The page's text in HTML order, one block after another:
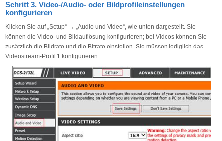
Schritt 3. Video-/Audio- oder Bildprofileinstellungen
konfigurieren
Klicken Sie auf „Setup“ → „Audio und Video“, wie unten dargestellt. Sie
können die Video- und Bildauflösung konfigurieren; bei Videos können Sie
zusätzlich die Bildrate und die Bitrate einstellen. Sie müssen lediglich das
Videostream-Profil 1 konfigurieren.